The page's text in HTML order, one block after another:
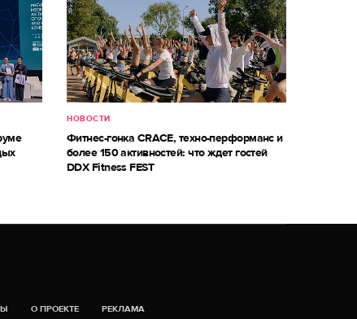
НОВОСТИ
Фитнес-гонка CRACE, техно-перформанс и
более 150 активностей: что ждет гостей
DDX Fitness FEST
О ПРОЕКТЕ РЕКЛАМА